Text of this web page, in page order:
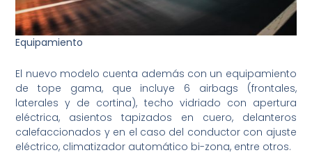
Equipamiento
El nuevo modelo cuenta además con un equipamiento
de tope gama, que incluye 6 airbags (frontales,
laterales y de cortina), techo vidriado con apertura
eléctrica, asientos tapizados en cuero, delanteros
calefaccionados y en el caso del conductor con ajuste
eléctrico, climatizador automático bi-zona, entre otros.